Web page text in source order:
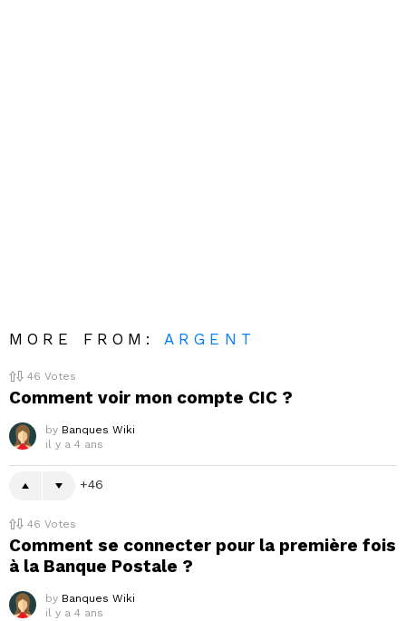
MORE FROM:ARGENT
46 Votes
Comment voir mon compte CIC ?
by Banques Wiki
il y a 4 ans
46
46 Votes
Comment se connecter pour la première fois
à la Banque Postale ?
by Banques Wiki
il y a 4 ans